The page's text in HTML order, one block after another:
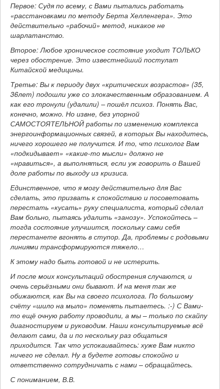
Первое: Судя по всему, с Вами пытались работать
«расстановками по методу Берта Хелленгера». Это
действительно «рабочий» метод, никакое не
шарлатанство.
Второе: Любое хроническое состояние уходит ТОЛЬКО
через обострение. Это известнейший постулат
Китайской медицины.
Третье: Вы к периоду двух «критических возрастов» (35,
36лет) подошли уже со злокачественным образованием. А
как его тронули (удалили) – пошёл психоз. Понять Вас,
конечно, можно. Но извне, без упорной
САМОСТОЯТЕЛЬНОЙ работы по изменению комплекса
энергоинформационных связей, в которых Вы находитесь,
ничего хорошего не получится. И то, что психолог Вам
«подкидывает» «какие-то мысли» должно не
«нравиться», а выполняться, если уж говорить о Вашей
доле работы по выходу из кризиса.
Единственное, что я могу действительно для Вас
сделать, это призвать к спокойствию и посоветовать
перестать «кусать» руку специалиста, который сделал
Вам больно, пытаясь удалить «занозу». Успокойтесь –
тогда состояние улучшится, поскольку сами себя
перестанете вгонять в ступор. Да, проблемы с родовыми
линиями трансформируются тяжело…
К этому надо быть готовой и не истерить.
И после моих консультаций обострения случаются, и
очень серьёзными они бывают. И на меня так же
обижаются, как Вы на своего психолога. По большому
счёту «шило на мыло» поменять пытаетесь. :-) С Вами-
то ещё очную работу проводили, а мы – только по скайпу
диагностируем и руководим. Наши консультируемые всё
делают сами, да и по нескольку раз общаться
приходится. Так что успокаивайтесь: хуже Вам никто
ничего не сделал. Ну а будете готовы спокойно и
ответственно сотрудничать с нами – обращайтесь.
С пониманием, В.В.